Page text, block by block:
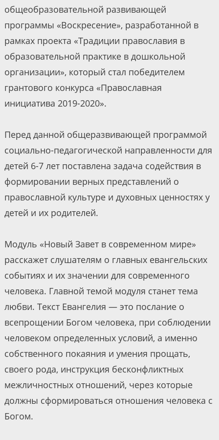
общеобразовательной развивающей
программы «Воскресение», разработанной в
рамках проекта «Традиции православия в
образовательной практике в дошкольной
организации», который стал победителем
грантового конкурса «Православная
инициатива 2019-2020».
Перед данной общеразвивающей программой
социально-педагогической направленности для
детей 6-7 лет поставлена задача содействия в
формировании верных представлений о
православной культуре и духовных ценностях у
детей и их родителей.
Модуль «Новый Завет в современном мире»
расскажет слушателям о главных евангельских
событиях и их значении для современного
человека. Главной темой модуля станет тема
любви. Текст Евангелия — это послание о
всепрощении Богом человека, при соблюдении
человеком определенных условий, а именно
собственного покаяния и умения прощать,
своего рода, инструкция бесконфликтных
межличностных отношений, через которые
должны сформироваться отношения человека с
Богом.